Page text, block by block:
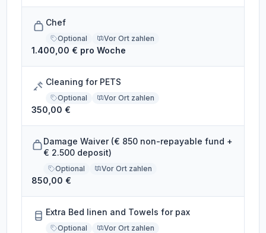
Chef
Optional Vor Ort zahlen
1.400,00 € pro Woche
Cleaning for PETS
Optional Vor Ort zahlen
350,00 €
Damage Waiver (€ 850 non-repayable fund +
€ 2.500 deposit)
Optional Vor Ort zahlen
850,00 €
Extra Bed linen and Towels for pax
Optional Vor Ort zahlen